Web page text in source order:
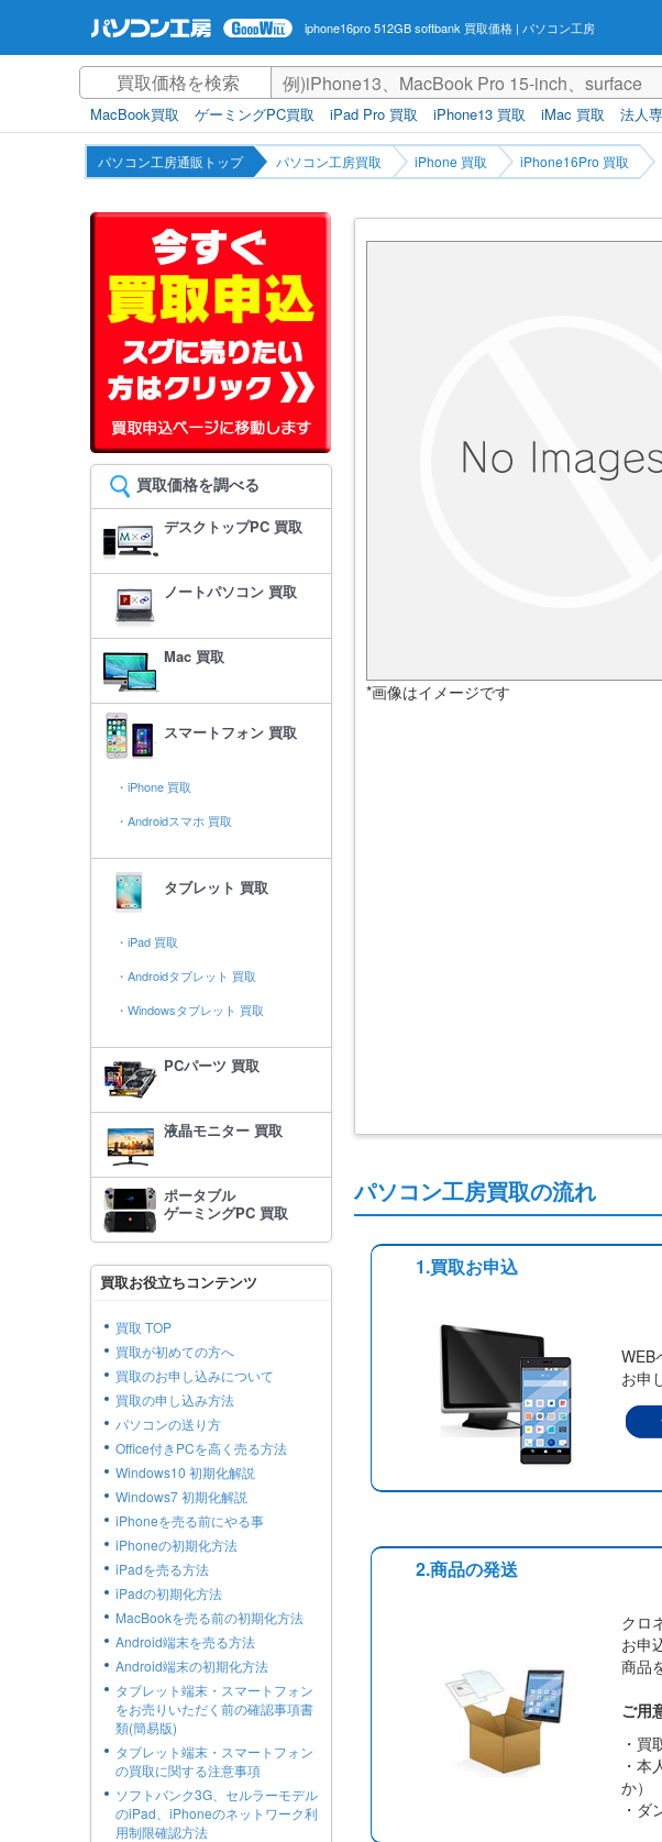
iphone16pro 512GB softbank 買取価格 | パソコン工房
MacBook買取 ゲーミングPC買取 iPad Pro 買取 iPhone13 買取 iMac 買取 法人
パソコン工房通販トップ パソコン工房買取 iPhone 買取 iPhone16Pro 買取
*画像はイメージです
パソコン工房買取の流れ
1.買取お申込
WEB
お申
2.商品の発送
クロ
お申
商品
ご用
・買
・
か）
・ダ
買取価格を調べる
デスクトップPC 買取
ノートパソコン 買取
Mac 買取
スマートフォン 買取
・iPhone 買取
・Androidスマホ 買取
タブレット 買取
・iPad 買取
・Androidタブレット 買取
・Windowsタブレット 買取
PCパーツ 買取
液晶モニター 買取
ポータブル
ゲーミングPC 買取
買取お役立ちコンテンツ
買取 TOP
買取が初めての方へ
買取のお申し込みについて
買取の申し込み方法
パソコンの送り方
Office付きPCを高く売る方法
Windows10 初期化解説
Windows7 初期化解説
iPhoneを売る前にやる事
iPhoneの初期化方法
iPadを売る方法
iPadの初期化方法
MacBookを売る前の初期化方法
Android端末を売る方法
Android端末の初期化方法
タブレット端末・スマートフォン
をお売りいただく前の確認事項書
類(簡易版)
タブレット端末・スマートフォン
の買取に関する注意事項
ソフトバンク3G、セルラーモデル
のiPad、iPhoneのネットワーク利
用制限確認方法